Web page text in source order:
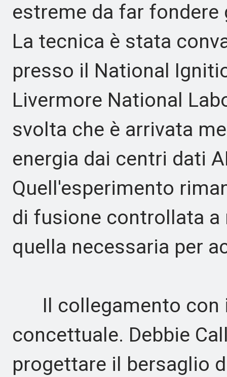
estreme da far
La tecnica è stata
presso il National
Livermore National
svolta che è arrivata
energia dai centri dati
Quell'esperimento
di fusione controllata a
quella necessaria per
Il collegamento con
concettuale. Debbie
progettare il bersaglio